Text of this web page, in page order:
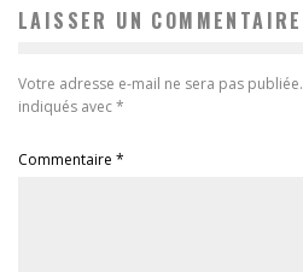
LAISSER UN COMMENTAIRE
Votre adresse e-mail ne sera pas publiée.
indiqués avec*
Commentaire *